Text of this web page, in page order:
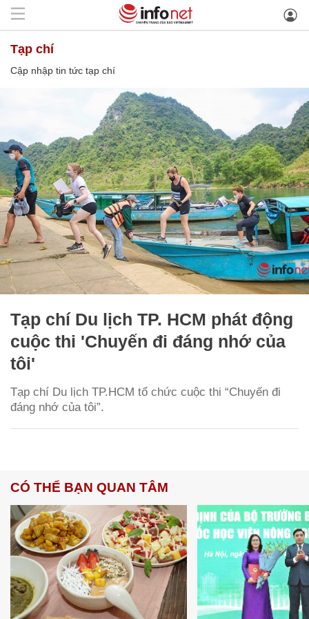
tạp chí
Cập nhập tin tức tạp chí
Tạp chí Du lịch TP. HCM phát động
cuộc thi 'Chuyến đi đáng nhớ của
tôi'
Tạp chí Du lịch TP.HCM tổ chức cuộc thi “Chuyến đi
đáng nhớ của tôi”.
CÓ THỂ BẠN QUAN TÂM